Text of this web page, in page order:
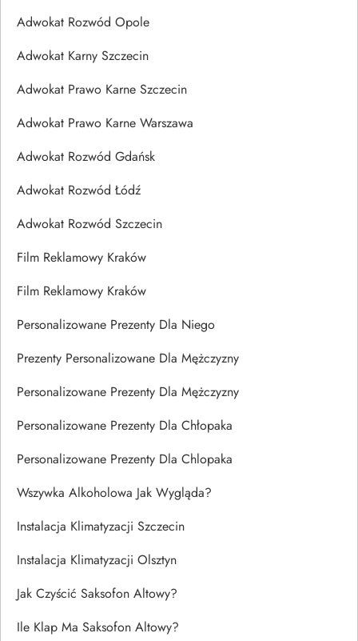
Adwokat Rozwód Opole
Adwokat Karny Szczecin
Adwokat Prawo Karne Szczecin
Adwokat Prawo Karne Warszawa
Adwokat Rozwód Gdańsk
Adwokat Rozwód Łódź
Adwokat Rozwód Szczecin
Film Reklamowy Kraków
Film Reklamowy Kraków
Personalizowane Prezenty Dla Niego
Prezenty Personalizowane Dla Mężczyzny
Personalizowane Prezenty Dla Mężczyzny
Personalizowane Prezenty Dla Chłopaka
Personalizowane Prezenty Dla Chlopaka
Wszywka Alkoholowa Jak Wygląda?
Instalacja Klimatyzacji Szczecin
Instalacja Klimatyzacji Olsztyn
Jak Czyścić Saksofon Altowy?
Ile Klap Ma Saksofon Altowy?